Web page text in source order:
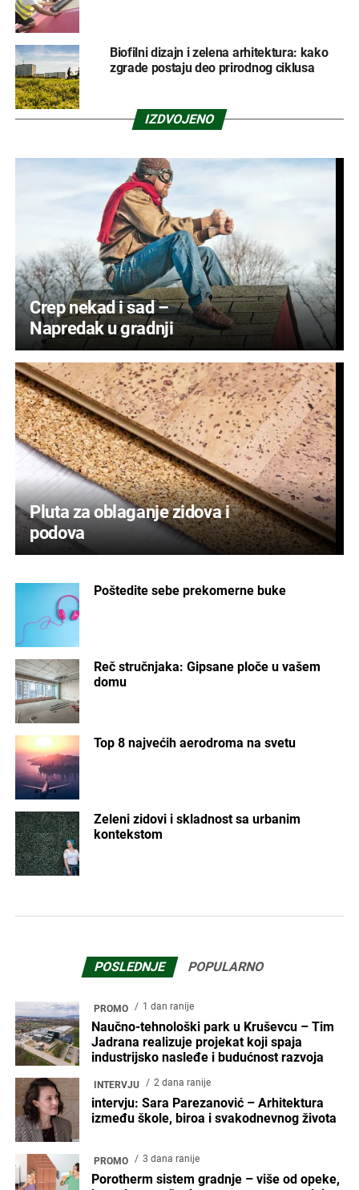
Biofilni dizajn i zelena arhitektura: kako
zgrade postaju deo prirodnog ciklusa
IZDVOJENO
Crep nekad i sad –
Napredak u gradnji
Pluta za oblaganje zidova i
podova
Poštedite sebe prekomerne buke
Reč stručnjaka: Gipsane ploče u vašem
domu
Top 8 najvećih aerodroma na svetu
Zeleni zidovi i skladnost sa urbanim
kontekstom
POSLEDNJE POPULARNO
PROMO 1 dan ranije
Naučno-tehnološki park u Kruševcu – Tim
Jadrana realizuje projekat koji spaja
industrijsko nasleđe i budućnost razvoja
INTERVJU 2 dana ranije
intervju: Sara Parezanović – Arhitektura
između škole, biroa i svakodnevnog života
PROMO 3 dana ranije
Porotherm sistem gradnje – više od opeke,